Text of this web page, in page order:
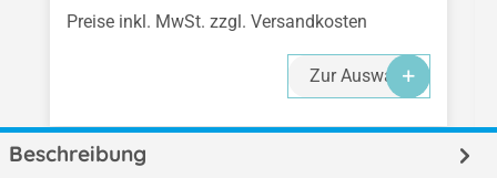
Preise inkl. MwSt. zzgl. Versandkosten
Zur Auswahl
Beschreibung